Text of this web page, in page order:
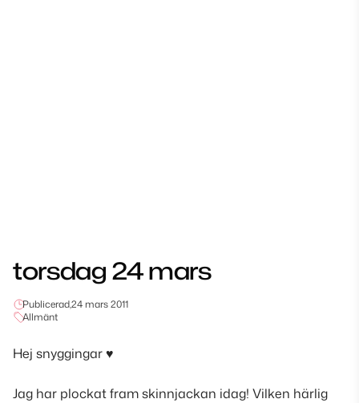
torsdag 24 mars
Publicerad,24 mars 2011
Allmänt
Hej snyggingar ♥
Jag har plockat fram skinnjackan idag! Vilken härlig